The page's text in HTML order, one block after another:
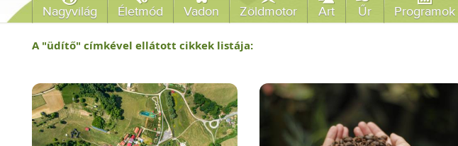
Nagyvilág Életmód Vadon Zöldmotor Art Űr Programok
A "üdítő" címkével ellátott cikkek listája: